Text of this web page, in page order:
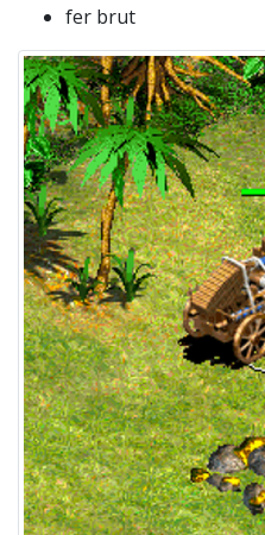
fer brut